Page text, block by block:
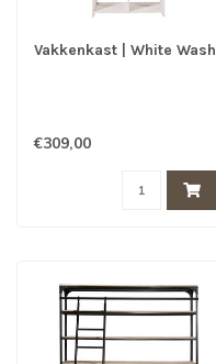
Vakkenkast | White Wash
€309,00